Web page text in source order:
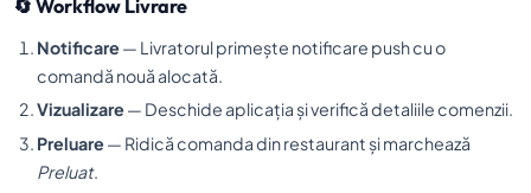
🔄 Workflow Livrare
Notificare — Livratorul primește notificare push cu o
comandă nouă alocată.
Vizualizare — Deschide aplicația și verifică detaliile comenzii.
Preluare — Ridică comanda din restaurant și marchează
Preluat.